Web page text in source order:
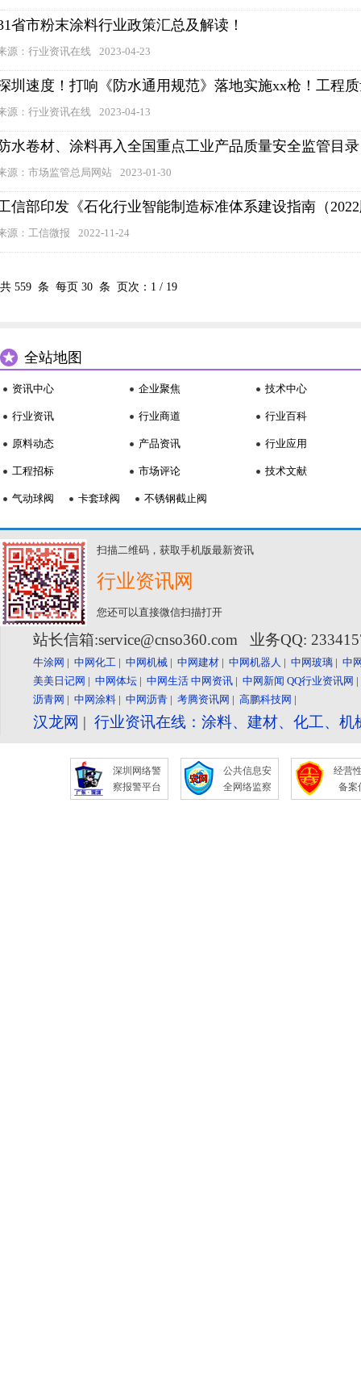
省市粉末涂料行业政策汇总及解读！
源：行业资讯在线 2023-04-23
圳速度！打响《防水通用规范》落地实施xx枪！工程
源：行业资讯在线 2023-04-13
水卷材、涂料再入全国重点工业产品质量安全监管目
源：市场监管总局网站 2023-01-30
信部印发《石化行业智能制造标准体系建设指南（
源：工信微报 2022-11-24
共 559 条 每页 30 条 页次： 1 / 19
全站地图
资讯中心
行业资讯
原料动态
工程招标
企业聚焦
行业商道
产品资讯
市场评论
技术中心
行业百科
行业应用
技术文献
气动球阀 卡套球阀 不锈钢截止阀
扫描二维码，获取手机版最新资讯
行业资讯网
您还可以直接微信扫描打开
站长信箱:service@cnso360.com 业务QQ:
牛涂网 | 中网化工 | 中网机械 | 中网建材 | 中网机器人 | 中网玻璃 | 中
美美日记网 | 中网体坛 | 中网生活 中网资讯 | 中网新闻 QQ行业资讯网
沥青网 | 中网涂料 | 中网沥青 | 考腾资讯网 | 高鹏科技网 |
汉龙网 | 行业资讯在线：涂料、建材、化工、
深圳网络警
察报警平台
公共信息安
全网络监察
经营
备案